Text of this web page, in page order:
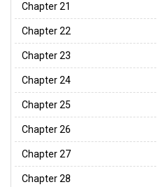
Chapter 21
Chapter 22
Chapter 23
Chapter 24
Chapter 25
Chapter 26
Chapter 27
Chapter 28